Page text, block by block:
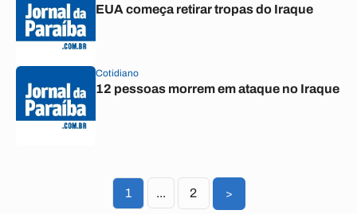
EUA começa retirar tropas do Iraque
Cotidiano
12 pessoas morrem em ataque no Iraque
1 ... 2 >